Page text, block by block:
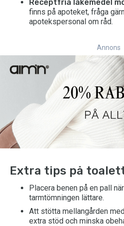
Receptfria läkemedel
finns på apoteket, fråga
apotekspersonal om råd.
Annons
Extra tips på
Placera benen på en pall
tarmtömningen lättare.
Att stötta mellangården
extra stöd och minska